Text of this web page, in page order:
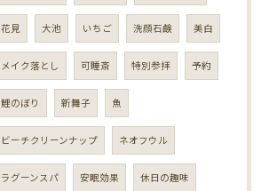
花見 大池 いちご 洗顔石鹸 美白
メイク落とし 可睡斎 特別参拝 予約
鯉のぼり 新舞子 魚
ビーチクリーンナップ ネオフウル
ラグーンスパ 安眠効果 休日の趣味